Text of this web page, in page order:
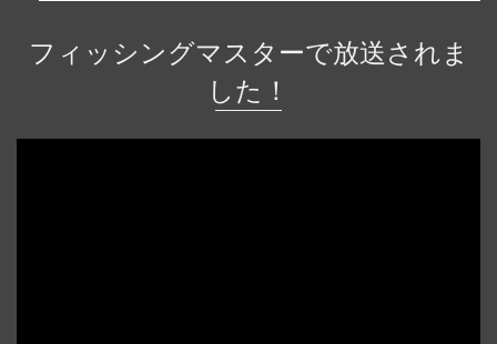
フィッシングマスターで放送されま
した！